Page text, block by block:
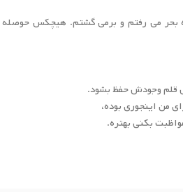
بحر می رفتم و برمی گشتم. هیچکس حوصله
قلم وجودش حفظ بشود.
من اینجوری بوده،
بکنی بهتره.